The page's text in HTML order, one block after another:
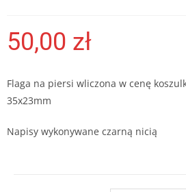
50,00 zł
Flaga na piersi wliczona w cenę
35x23mm
Napisy wykonywane czarną nicią